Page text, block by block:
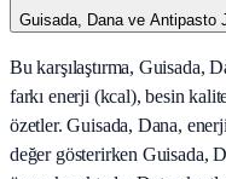
Guisada, Dana ve Antipasto
Bu karşılaştırma, Guisada,
farkı enerji (kcal), besin
özetler. Guisada, Dana,
değer gösterirken Guisada,